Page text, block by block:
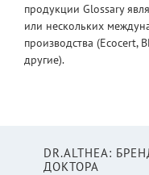
продукции Glossary
или нескольких
производства (Ecocert,
другие).
DR.ALTHEA:
ДОКТОРА